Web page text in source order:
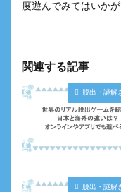
度遊んでみてはいかが
関連する記事
脱出・謎解
脱出・謎解